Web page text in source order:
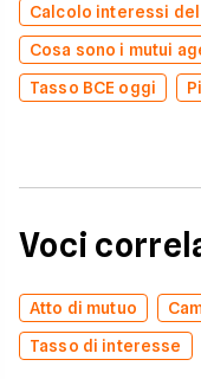
Calcolo interessi
Cosa sono i mutui
Tasso BCE oggi
Voci
Atto di mutuo
Tasso di interesse